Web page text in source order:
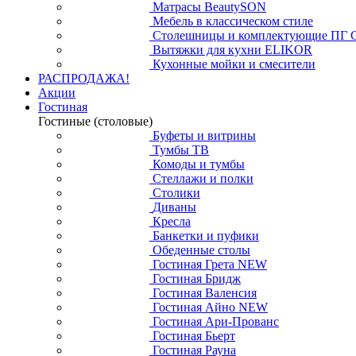
Матрасы BeautySON
Мебель в классическом стиле
Столешницы и комплектующие ПГ
Вытяжки для кухни ELIKOR
Кухонные мойки и смесители
РАСПРОДАЖА!
Акции
Гостиная
Гостиные (столовые)
Буфеты и витрины
Тумбы ТВ
Комоды и тумбы
Стеллажи и полки
Столики
Диваны
Кресла
Банкетки и пуфики
Обеденные столы
Гостиная Грета NEW
Гостиная Бридж
Гостиная Валенсия
Гостиная Айно NEW
Гостиная Ари-Прованс
Гостиная Бьерт
Гостиная Рауна